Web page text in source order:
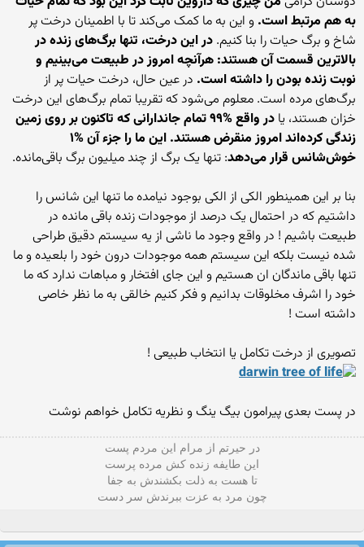
به هم مرتبط است. و این به ما کمک می‌کند تا با اطمینان درخت پر
شاخ و برگ حیات را بنا کنیم. در این درخت، تنها برگ‌های زنده در
بالاترین قسمت آن هستند: هرآنچه امروز در طبیعت می‌بینیم و
نوبت زنده بودن را داشته ‌است. در عین حال، درخت حیات پر از
برگ‌های مرده است. معلوم می‌شود که تقریبا تمام برگ‌های این درخت
خزان هستند، یا
در واقع %۹۹ تمام جاندارانی که تاکنون بر روی زمین
زندگی کرده‌اند امروز منقرض هستند. این ما را جزء آن %۱
خوش‌شانس قرار می‌دهد: تنها یک برگ از چند میلیون برگ باقی‌مانده.
بنا بر این همینطور الکی از الکی بوجود نیامده ما تنها این شانس را
داشتیم که در احتمال یک درصد از موجودات زنده باقی مانده در
طبیعت باشیم ! در واقع وجود ما ناشی از یه سیستم دقیق طراحی
شده نیست بلکه این سیستم همه موجودات درون خود را بلعیده و ما
تنها باقی ماندگان ان هستیم و این جای افتخار و مباهات ندارد که ما
خود را اشرف مخلوقات بدانیم و فکر کنیم خالقی به ما نظر خاصی
داشته است !
تصویری از درخت تکامل یا انتخاب طبیعی !
در پست بعدی پیرامون بیگ ینگ و نظریه تکامل خواهم نوشت
در حیرتم از مرام این مردم پست
این طایفه زنده کش مرده پرست
تا هست به ذلت بکشندش به جفا
چون مرد به عزت ببرندش سر دست